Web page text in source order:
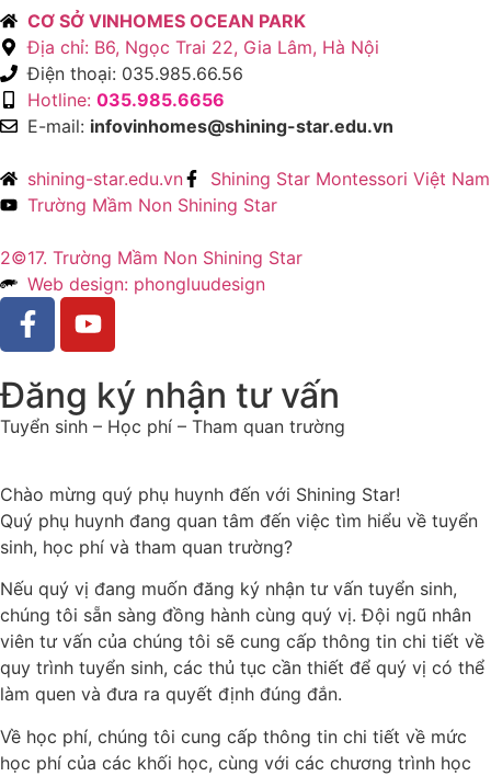
CƠ SỞ VINHOMES OCEAN PARK
Địa chỉ: B6, Ngọc Trai 22, Gia Lâm, Hà Nội
Điện thoại: 035.985.66.56
Hotline: 035.985.6656
E-mail: infovinhomes@shining-star.edu.vn
shining-star.edu.vn
Shining Star Montessori Việt Nam
Trường Mầm Non Shining Star
2©17. Trường Mầm Non Shining Star
Web design: phongluudesign
Đăng ký nhận tư vấn
Tuyển sinh – Học phí – Tham quan trường
Chào mừng quý phụ huynh đến với Shining Star!
Quý phụ huynh đang quan tâm đến việc tìm hiểu về tuyển
sinh, học phí và tham quan trường?
Nếu quý vị đang muốn đăng ký nhận tư vấn tuyển sinh,
chúng tôi sẵn sàng đồng hành cùng quý vị. Đội ngũ nhân
viên tư vấn của chúng tôi sẽ cung cấp thông tin chi tiết về
quy trình tuyển sinh, các thủ tục cần thiết để quý vị có thể
làm quen và đưa ra quyết định đúng đắn.
Về học phí, chúng tôi cung cấp thông tin chi tiết về mức
học phí của các khối học, cùng với các chương trình học